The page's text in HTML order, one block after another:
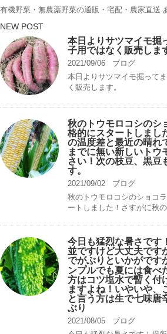
有機野菜・無農薬野菜の通販・宅配・農家直送
NEW POST
本日よりサツマイモ掘
子用ではなく販売しま
2021/09/06
ブログ
本日よりサツマイモ掘って
く販売します。
秋のトウモロコシのシ
格的にスタートしまし
の温度差と最近の晴れ
までに無い新しいトウ
さい！次の枝豆、黒豆
す。
2021/09/02
ブログ
秋のトウモロコシのショコ
ートしました！さすがに秋の
今日も猛烈な暑さです
並ですけど大丈夫です
でがぶりといかがです
ンプルでも夏には食べ
方はコツ塩水で暫く付
ますよね！いやいや、
と言う方は生で七味唐
ぶり
2021/08/05
ブログ